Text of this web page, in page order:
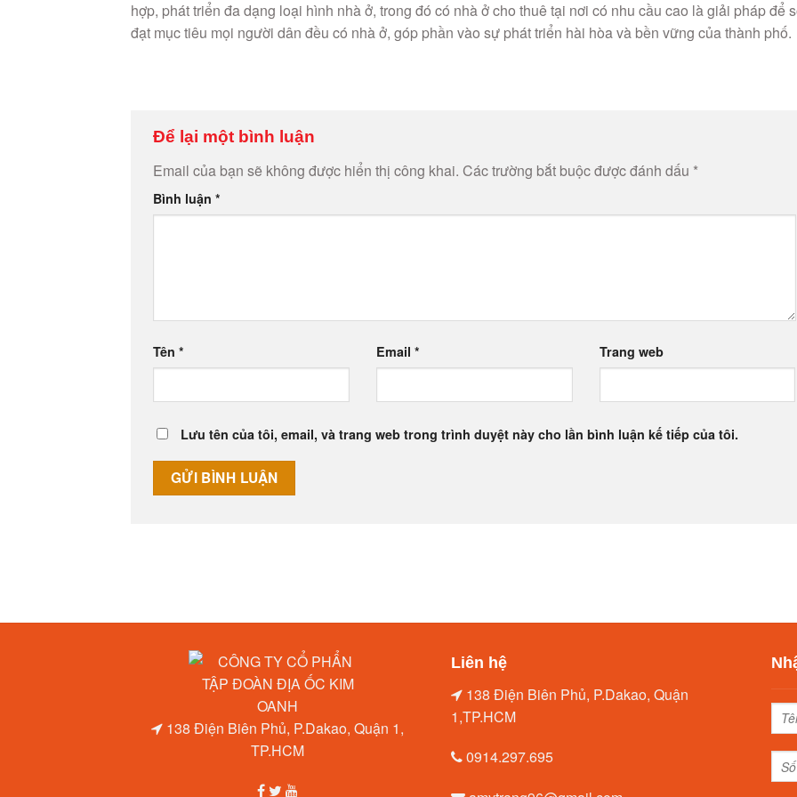
hợp, phát triển đa dạng loại hình nhà ở, trong đó có nhà ở cho thuê tại nơi có nhu cầu cao là giải pháp để
đạt mục tiêu mọi người dân đều có nhà ở, góp phần vào sự phát triển hài hòa và bền vững của thành phố.
Để lại một bình luận
Email của bạn sẽ không được hiển thị công khai. Các trường bắt buộc được đánh dấu *
Bình luận *
Tên * Email * Trang web
Lưu tên của tôi, email, và trang web trong trình duyệt này cho lần bình luận kế tiếp của tôi.
138 Điện Biên Phủ, P.Dakao, Quận 1,
TP.HCM
Liên hệ
138 Điện Biên Phủ, P.Dakao, Quận
1,TP.HCM
0914.297.695